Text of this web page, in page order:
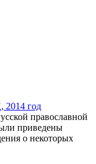
2014 год
православной
приведены
о некоторых